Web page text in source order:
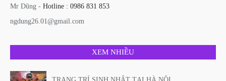
Mr Dũng - Hotline : 0986 831 853
ngdung26.01@gmail.com
XEM NHIỀU